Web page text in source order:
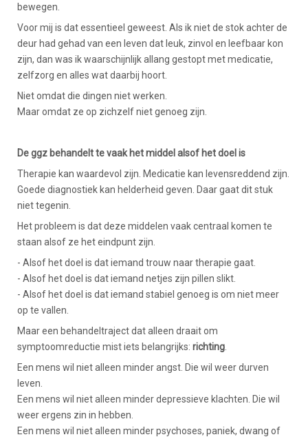
bewegen.
Voor mij is dat essentieel geweest. Als ik niet de stok achter de
deur had gehad van een leven dat leuk, zinvol en leefbaar kon
zijn, dan was ik waarschijnlijk allang gestopt met medicatie,
zelfzorg en alles wat daarbij hoort.
Niet omdat die dingen niet werken.
Maar omdat ze op zichzelf niet genoeg zijn.
De ggz behandelt te vaak het middel alsof het doel is
Therapie kan waardevol zijn. Medicatie kan levensreddend zijn.
Goede diagnostiek kan helderheid geven. Daar gaat dit stuk
niet tegenin.
Het probleem is dat deze middelen vaak centraal komen te
staan alsof ze het eindpunt zijn.
- Alsof het doel is dat iemand trouw naar therapie gaat.
- Alsof het doel is dat iemand netjes zijn pillen slikt.
- Alsof het doel is dat iemand stabiel genoeg is om niet meer
op te vallen.
Maar een behandeltraject dat alleen draait om
symptoomreductie mist iets belangrijks: richting
Een mens wil niet alleen minder angst. Die wil weer durven
leven.
Een mens wil niet alleen minder depressieve klachten. Die wil
weer ergens zin in hebben.
Een mens wil niet alleen minder psychoses, paniek, dwang of